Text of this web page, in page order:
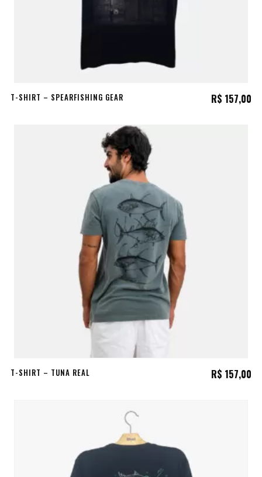
T-SHIRT – SPEARFISHING GEAR R$ 157,00
T-SHIRT – TUNA REAL R$ 157,00